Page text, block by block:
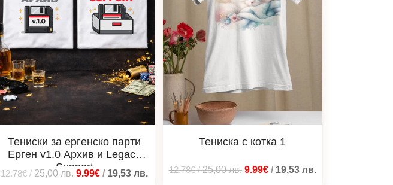
Тениски за ергенско парти
Ерген v1.0 Архив и Legacy
Support
12.78€/25,00лв. 9.99€ / 19,53лв.
Тениска с котка 1
12.78€/25,00лв. 9.99€/ 19,53 лв.